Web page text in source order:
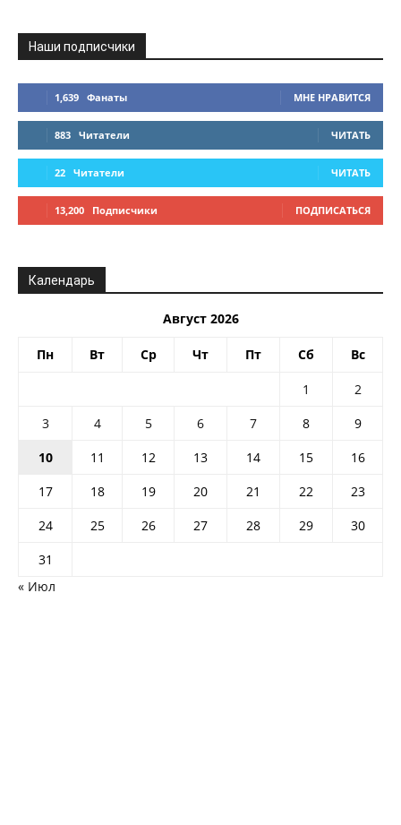
Наши подписчики
1,639 Фанаты МНЕ НРАВИТСЯ
883 Читатели ЧИТАТЬ
22 Читатели ЧИТАТЬ
13,200 Подписчики ПОДПИСАТЬСЯ
Календарь
Август 2026
Пн Вт Ср Чт Пт Сб Вс
1
2
3
4 5 6 7 8
9
10
11 12 13 14 15
16
17
18 19 20 21 22
23
24
25 26 27 28 29
30
31
« Июл